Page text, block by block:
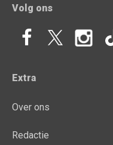
Volg ons
Extra
Over ons
Redactie